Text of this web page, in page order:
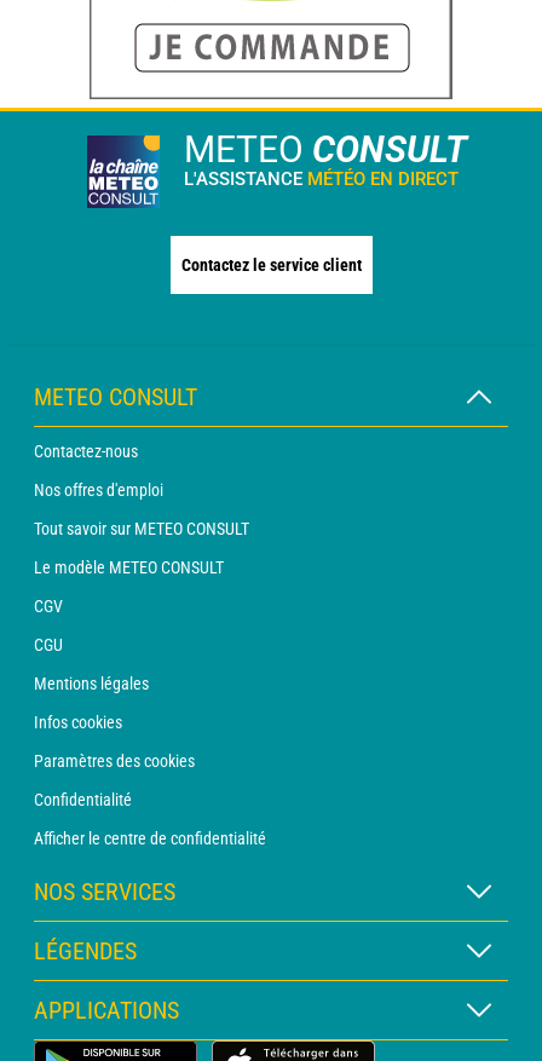
METEO CONSULT
L'ASSISTANCE MÉTÉO EN DIRECT
Contactez le service client
METEO CONSULT
Contactez-nous
Nos offres d'emploi
Tout savoir sur METEO CONSULT
Le modèle METEO CONSULT
CGV
CGU
Mentions légales
Infos cookies
Paramètres des cookies
Confidentialité
Afficher le centre de confidentialité
NOS SERVICES
Abonnement METEO Xpert
Abonnement METEO PRO
Consultation avec un prévisionniste
LÉGENDES
Légende des cartes
Légende des pictogrammes
APPLICATIONS